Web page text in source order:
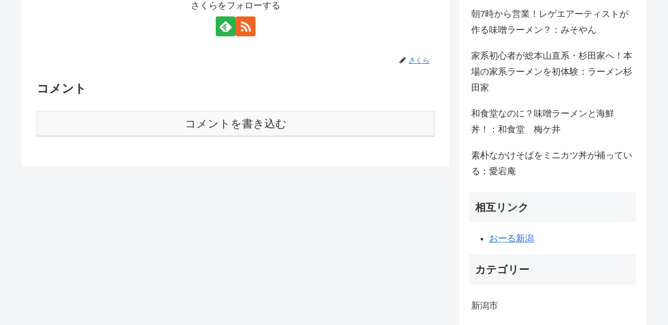
さくらをフォローする
さくら
コメント
コメントを書き込む
朝7時から営業！レゲエアーティストが
作る味噌ラーメン？：みそやん
家系初心者が総本山直系・杉田家へ！本
場の家系ラーメンを初体験：ラーメン杉
田家
和食堂なのに？味噌ラーメンと海鮮
丼！：和食堂 梅ケ井
素朴なかけそばをミニカツ丼が補ってい
る：愛宕庵
相互リンク
おーる新潟
カテゴリー
新潟市